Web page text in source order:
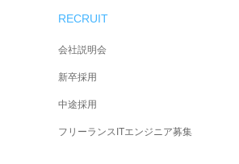
RECRUIT
会社説明会
新卒採用
中途採用
フリーランスITエンジニア募集